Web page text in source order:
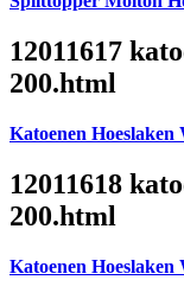
12011617
200.html
Katoenen Hoeslaken
12011618
200.html
Katoenen Hoeslaken